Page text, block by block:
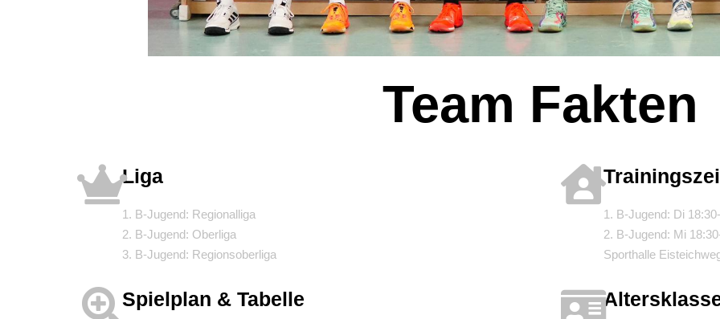
Team Fakten
Liga
1. B-Jugend: Regionalliga
2. B-Jugend: Oberliga
3. B-Jugend: Regionsoberliga
1. B-Jugend: Di
2. B-Jugend: Mi
Sporthalle
Spielplan & Tabelle